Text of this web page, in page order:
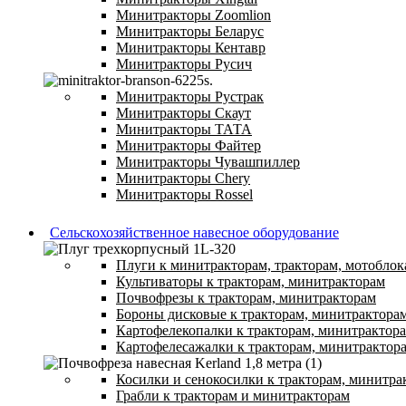
Минитракторы Zoomlion
Минитракторы Беларус
Минитракторы Кентавр
Минитракторы Русич
Минитракторы Рустрак
Минитракторы Скаут
Минитракторы ТАТА
Минитракторы Файтер
Минитракторы Чувашпиллер
Минитракторы Chery
Минитракторы Rossel
Сельскохозяйственное навесное оборудование
Плуги к минитракторам, тракторам,
Культиваторы к тракторам, минитракторам
Почвофрезы к тракторам, минитракторам
Бороны дисковые к тракторам,
Картофелекопалки к тракторам,
Картофелесажалки к тракторам,
Косилки и сенокосилки к тракторам,
Грабли к тракторам и минитракторам